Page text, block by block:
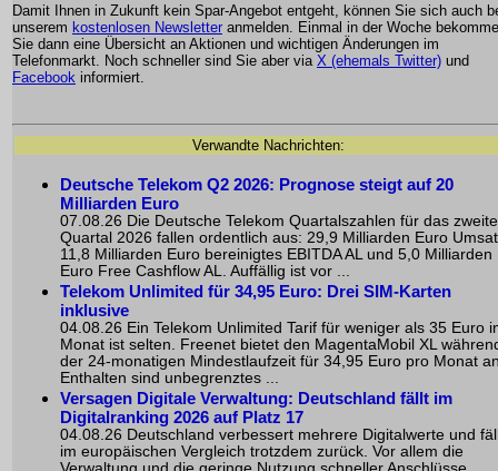
Damit Ihnen in Zukunft kein Spar-Angebot entgeht, können Sie sich auch
unserem kostenlosen Newsletter anmelden. Einmal in der Woche
Sie dann eine Übersicht an Aktionen und wichtigen Änderungen im
Telefonmarkt. Noch schneller sind Sie aber via X (ehemals Twitter) und
Facebook informiert.
Verwandte Nachrichten:
Deutsche Telekom Q2 2026: Prognose steigt auf 20
Milliarden Euro
07.08.26 Die Deutsche Telekom Quartalszahlen für das zweite
Quartal 2026 fallen ordentlich aus: 29,9 Milliarden Euro
11,8 Milliarden Euro bereinigtes EBITDA AL und 5,0 Milliarden
Euro Free Cashflow AL. Auffällig ist vor ...
Telekom Unlimited für 34,95 Euro: Drei SIM-Karten
inklusive
04.08.26 Ein Telekom Unlimited Tarif für weniger als 35 Euro
Monat ist selten. Freenet bietet den MagentaMobil XL
der 24-monatigen Mindestlaufzeit für 34,95 Euro pro Monat
Enthalten sind unbegrenztes ...
Versagen Digitale Verwaltung: Deutschland fällt im
Digitalranking 2026 auf Platz 17
04.08.26 Deutschland verbessert mehrere Digitalwerte und
im europäischen Vergleich trotzdem zurück. Vor allem die